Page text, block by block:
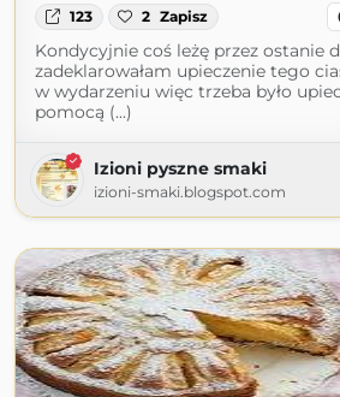
123 2 Zapisz
Kondycyjnie coś leżę przez ostanie
zadeklarowałam upieczenie tego
w wydarzeniu więc trzeba było
pomocą (...)
Izioni pyszne smaki
izioni-smaki.blogspot.com